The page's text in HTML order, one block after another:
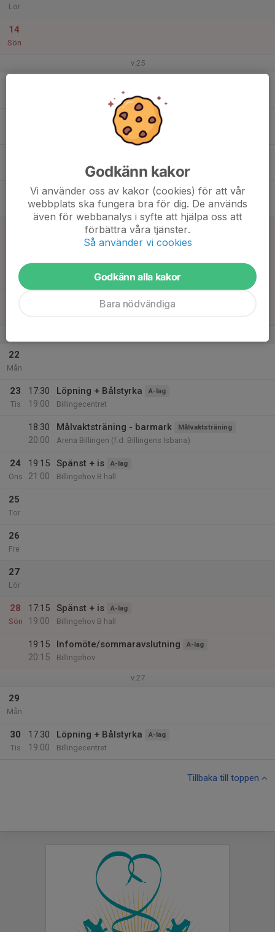
Lör
14
Sön
v.25
Löpning + Bålstyrka A-lag
Billingehov B hall
Lör
22
Mån
23
Tis
17:30
19:00
Löpning + Bålstyrka A-lag
Billingecentret
18:30
20:00
Målvaktsträning - barmark Målvaktsträning
Arena Billingen (f.d. Billingens Isbana)
24
Ons
19:15
21:00
Spänst + is A-lag
Billingehov B hall
25
Tor
26
Fre
27
Lör
28
Sön
17:15
19:00
Spänst + is A-lag
Billingehov B hall
19:15
20:15
Infomöte/sommaravslutning A-lag
Billingehov
v.27
29
Mån
30
Tis
17:30
19:00
Löpning + Bålstyrka A-lag
Billingecentret
Tillbaka till toppen
Godkänn kakor
Vi använder oss av kakor (cookies) för att vår
webbplats ska fungera bra för dig. De används
även för webbanalys i syfte att hjälpa oss att
förbättra våra tjänster.
Så använder vi cookies
Godkänn alla kakor
Bara nödvändiga